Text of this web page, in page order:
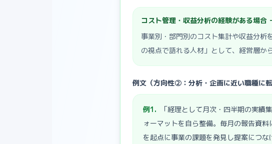
コスト管理・収益分析の経験がある場
事業別・部門別のコスト集計や収益分析
の視点で語れる人材」として、経営層か
例文（方向性②：分析・企画に近い職種に転
例1 .
「経理として月次・四半期の実
ォーマットを自ら整備。毎月の報告資
を起点に事業の課題を発見し提案につ